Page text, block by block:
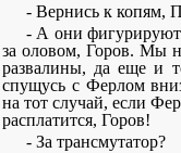
- Вернись к копям,
- А они фигурируют
за оловом, Горов. Мы
развалины, да еще и
спущусь с Ферлом
на тот случай, если
расплатится, Горов!
- За трансмутатор?